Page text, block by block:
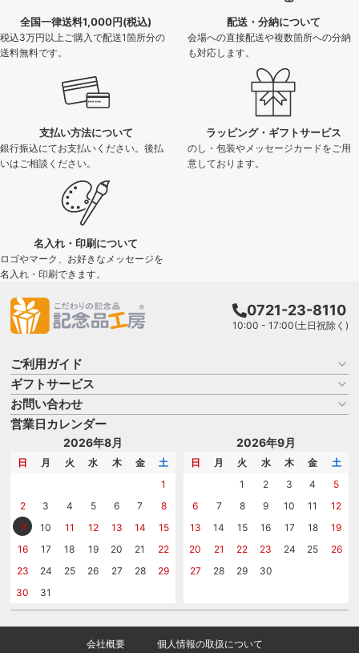
全国一律送料1,000円(税込)
税込3万円以上ご購入で配送1箇所分の
送料無料です。
配送・分納について
会場への直接配送や複数箇所への分納
も対応します。
支払い方法について
銀行振込にてお支払いください。後払
いはご相談ください。
ラッピング・ギフトサービス
のし・包装やメッセージカードをご用
意しております。
名入れ・印刷について
ロゴやマーク、お好きなメッセージを
名入れ・印刷できます。
0721-23-8110
10:00 - 17:00(土日祝除く)
ご利用ガイド
お買い物ガイド
よくある質問
はじめての記念品選び
記念品工房の使い方
ギフトサービス
名入れについて
のし
メッセージカード
お問い合わせ
商品選びを相談する
名入れについて相談する
カタログを請求する
営業日カレンダー
2026年8月
日 月 火 水 木 金
土
1
2
3 4 5 6 7
8
9
10 11 12 13 14
15
16
17 18 19 20 21
22
23
24 25 26 27 28
29
30
31
2026年9月
日 月 火 水 木 金
土
1
2 3 4
5
6
7 8 9 10 11
12
13
14 15 16 17 18
19
20
21 22 23 24 25
26
27
28 29 30
会社概要 個人情報の取扱について